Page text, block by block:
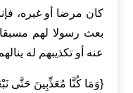
كان مرضا أو غيره،
بعث رسولا لهم
عنه أو تكذيبهم له
{وَمَا كُنَّا مُعَذِّبِينَ حَتَّى